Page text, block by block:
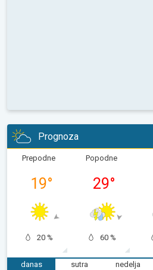
Prognoza
Prepodne
19°
20 %
Popodne
29°
60 %
danas
sutra
nedelja